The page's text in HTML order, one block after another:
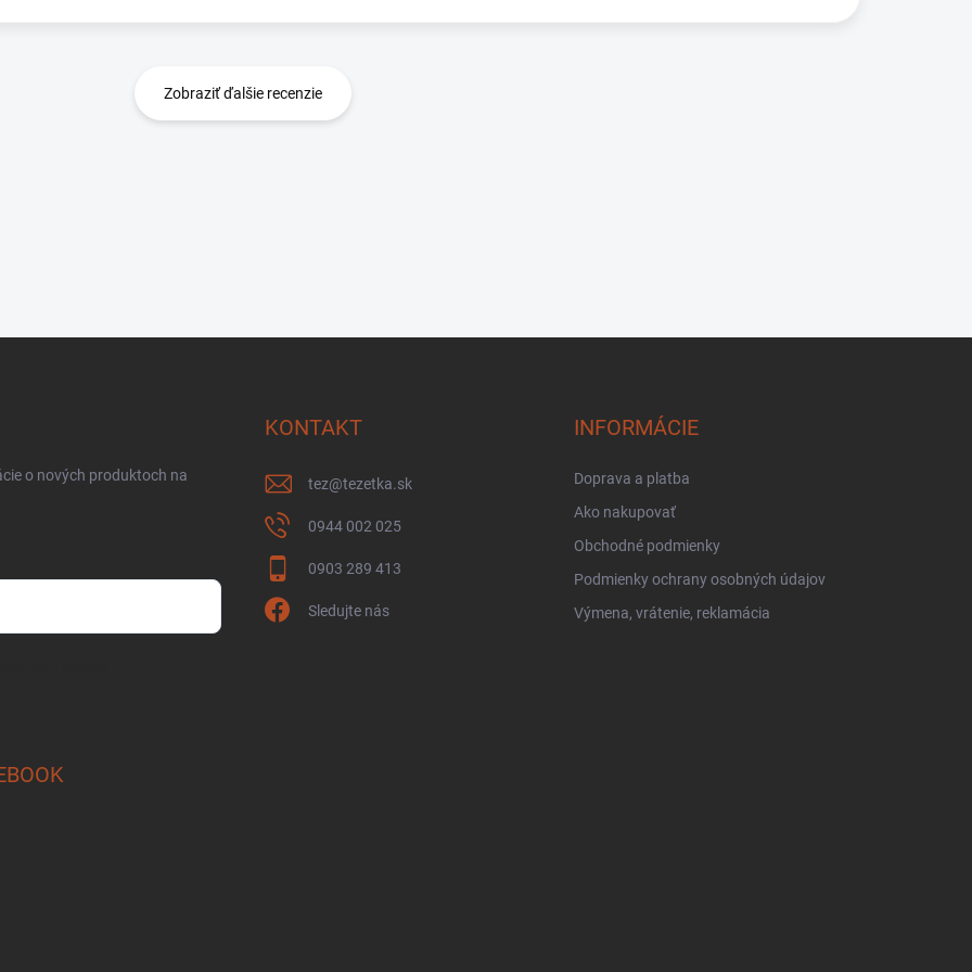
Zobraziť ďalšie recenzie
o nových produktoch na
KONTAKT
tez@tezetka.sk
0944 002 025
0903 289 413
Sledujte nás
INFORMÁCIE
Doprava a platba
Ako nakupovať
Obchodné podmienky
Podmienky ochrany osobných údajov
Výmena, vrátenie, reklamácia